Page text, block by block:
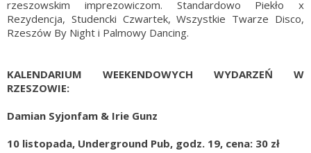
rzeszowskim imprezowiczom. Standardowo Piekło x
Rezydencja, Studencki Czwartek, Wszystkie Twarze Disco,
Rzeszów By Night i Palmowy Dancing.
KALENDARIUM WEEKENDOWYCH WYDARZEŃ W
RZESZOWIE:
Damian Syjonfam & Irie Gunz
10 listopada, Underground Pub, godz. 19, cena: 30 zł